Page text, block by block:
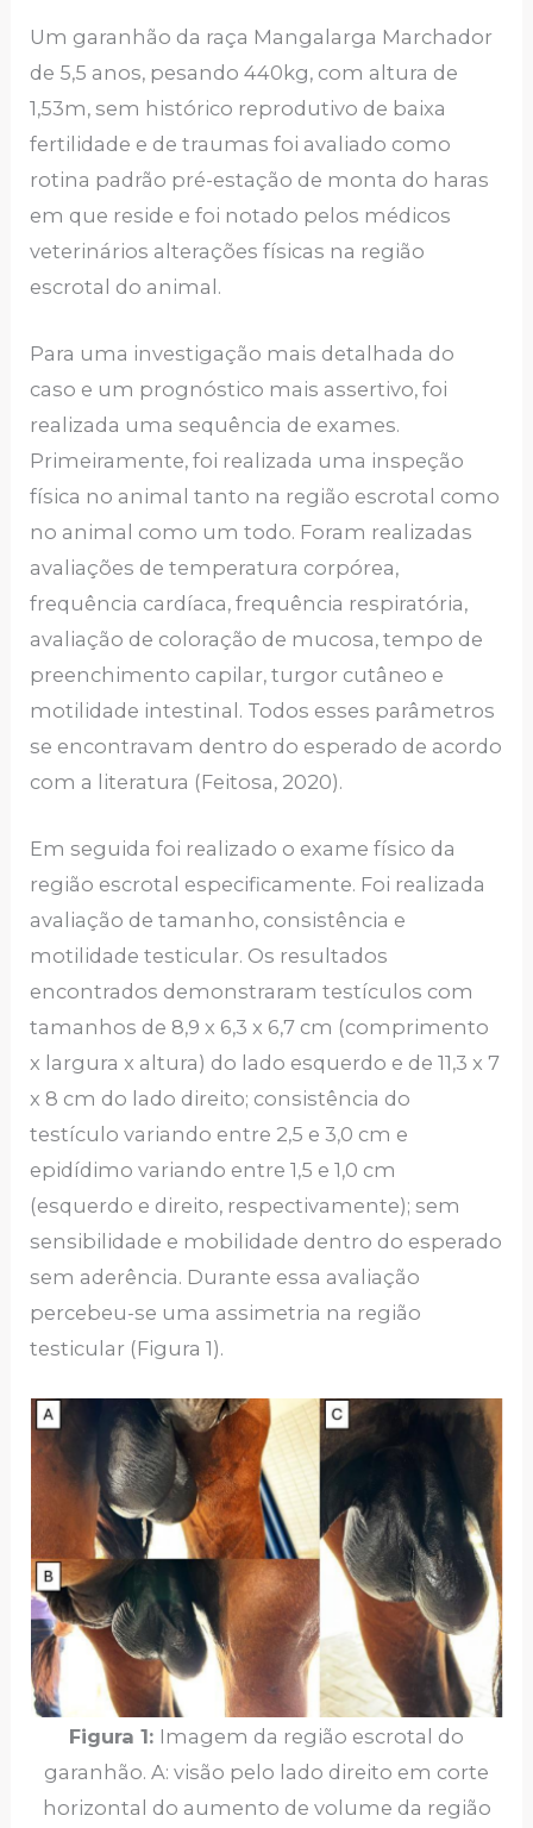
Um garanhão da raça Mangalarga Marchador
de 5,5 anos, pesando 440kg, com altura de
1,53m, sem histórico reprodutivo de baixa
fertilidade e de traumas foi avaliado como
rotina padrão pré-estação de monta do haras
em que reside e foi notado pelos médicos
veterinários alterações físicas na região
escrotal do animal.
Para uma investigação mais detalhada do
caso e um prognóstico mais assertivo, foi
realizada uma sequência de exames.
Primeiramente, foi realizada uma inspeção
física no animal tanto na região escrotal como
no animal como um todo. Foram realizadas
avaliações de temperatura corpórea,
frequência cardíaca, frequência respiratória,
avaliação de coloração de mucosa, tempo de
preenchimento capilar, turgor cutâneo e
motilidade intestinal. Todos esses parâmetros
se encontravam dentro do esperado de acordo
com a literatura (Feitosa, 2020).
Em seguida foi realizado o exame físico da
região escrotal especificamente. Foi realizada
avaliação de tamanho, consistência e
motilidade testicular. Os resultados
encontrados demonstraram testículos com
tamanhos de 8,9 x 6,3 x 6,7 cm (comprimento
x largura x altura) do lado esquerdo e de 11,3 x 7
x 8 cm do lado direito; consistência do
testículo variando entre 2,5 e 3,0 cm e
epidídimo variando entre 1,5 e 1,0 cm
(esquerdo e direito, respectivamente); sem
sensibilidade e mobilidade dentro do esperado
sem aderência. Durante essa avaliação
percebeu-se uma assimetria na região
testicular (Figura 1).
Figura 1: Imagem da região escrotal do
garanhão. A: visão pelo lado direito em corte
horizontal do aumento de volume da região